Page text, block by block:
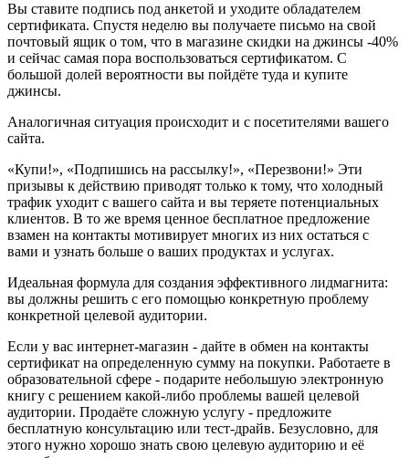
Вы ставите подпись под анкетой и уходите обладателем
сертификата. Спустя неделю вы получаете письмо на свой
почтовый ящик о том, что в магазине скидки на джинсы -40%
и сейчас самая пора воспользоваться сертификатом. С
большой долей вероятности вы пойдёте туда и купите
джинсы.
Аналогичная ситуация происходит и с посетителями вашего
сайта.
«Купи!», «Подпишись на рассылку!», «Перезвони!» Эти
призывы к действию приводят только к тому, что холодный
трафик уходит с вашего сайта и вы теряете потенциальных
клиентов. В то же время ценное бесплатное предложение
взамен на контакты мотивирует многих из них остаться с
вами и узнать больше о ваших продуктах и услугах.
Идеальная формула для создания эффективного лидмагнита:
вы должны решить с его помощью конкретную проблему
конкретной целевой аудитории.
Если у вас интернет-магазин - дайте в обмен на контакты
сертификат на определенную сумму на покупки. Работаете в
образовательной сфере - подарите небольшую электронную
книгу с решением какой-либо проблемы вашей целевой
аудитории. Продаёте сложную услугу - предложите
бесплатную консультацию или тест-драйв. Безусловно, для
этого нужно хорошо знать свою целевую аудиторию и её